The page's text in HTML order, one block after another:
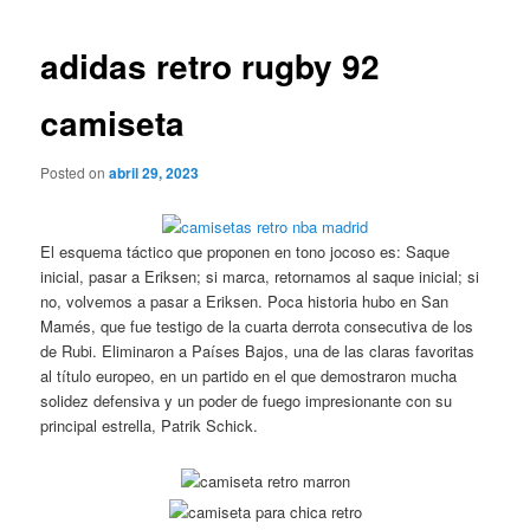
adidas retro rugby 92
camiseta
Posted onabril 29, 2023
El esquema táctico que proponen en tono jocoso es: Saque
inicial, pasar a Eriksen; si marca, retornamos al saque inicial; si
no, volvemos a pasar a Eriksen. Poca historia hubo en San
Mamés, que fue testigo de la cuarta derrota consecutiva de los
de Rubi. Eliminaron a Países Bajos, una de las claras favoritas
al título europeo, en un partido en el que demostraron mucha
solidez defensiva y un poder de fuego impresionante con su
principal estrella, Patrik Schick.